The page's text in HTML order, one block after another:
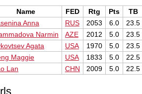
Name FED Rtg Pts
TB
Anna RUS 2053 6.0
23.5
Narmin AZE 2012 5.0
23.5
Agata USA 1970 5.0
23.5
Maggie USA 1833 5.0
22.5
Lan CHN 2009 5.0 22.5